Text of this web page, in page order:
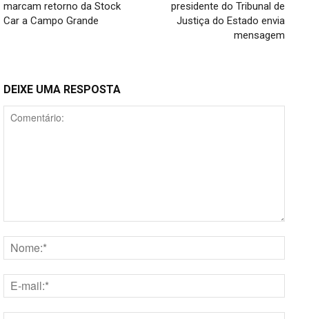
marcam retorno da Stock
Car a Campo Grande
presidente do Tribunal de
Justiça do Estado envia
mensagem
DEIXE UMA RESPOSTA
mail:*